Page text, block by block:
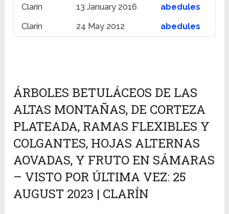
Clarín
13 January 2016
abedules
Clarín
24 May 2012 abedules
ÁRBOLES BETULÁCEOS DE LAS
ALTAS MONTAÑAS, DE CORTEZA
PLATEADA, RAMAS FLEXIBLES Y
COLGANTES, HOJAS ALTERNAS
AOVADAS, Y FRUTO EN SÁMARAS
– VISTO POR ÚLTIMA VEZ: 25
AUGUST 2023 | CLARÍN